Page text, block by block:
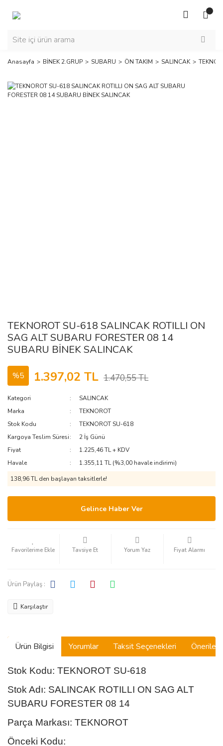
Anasayfa BİNEK 2.GRUP SUBARU ÖN TAKIM SALINCAK
TEKNOROT SU-618 SALINCAK ROTILLI ON
SAG ALT SUBARU FORESTER 08 14
SUBARU BİNEK SALINCAK
%5 1.397,02 TL 1.470,55 TL
Kategori
SALINCAK
Marka
TEKNOROT
Stok Kodu
TEKNOROT SU-618
Kargoya Teslim Süresi
2 İş Günü
Fiyat
1.225,46 TL + KDV
Havale
1.355,11 TL (%3,00 havale indirimi)
138,96 TL den başlayan taksitlerle!
Gelince Haber Ver
Tavsiye Et Yorum Yaz Fiyat Alarmı
Ürün Paylaş :
Karşılaştır
Ürün Bilgisi Yorumlar Taksit Seçenekleri
Stok Kodu: TEKNOROT SU-618
Stok Adı: SALINCAK ROTILLI ON SAG ALT
SUBARU FORESTER 08 14
Parça Markası: TEKNOROT
Önceki Kodu: